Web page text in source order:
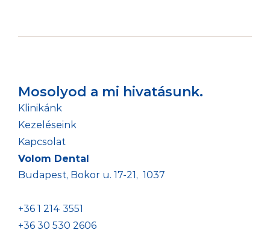
Mosolyod a mi hivatásunk.
Klinikánk
Kezeléseink
Kapcsolat
Volom Dental
Budapest, Bokor u. 17-21,  1037
+36 1 214 3551
+36 30 530 2606